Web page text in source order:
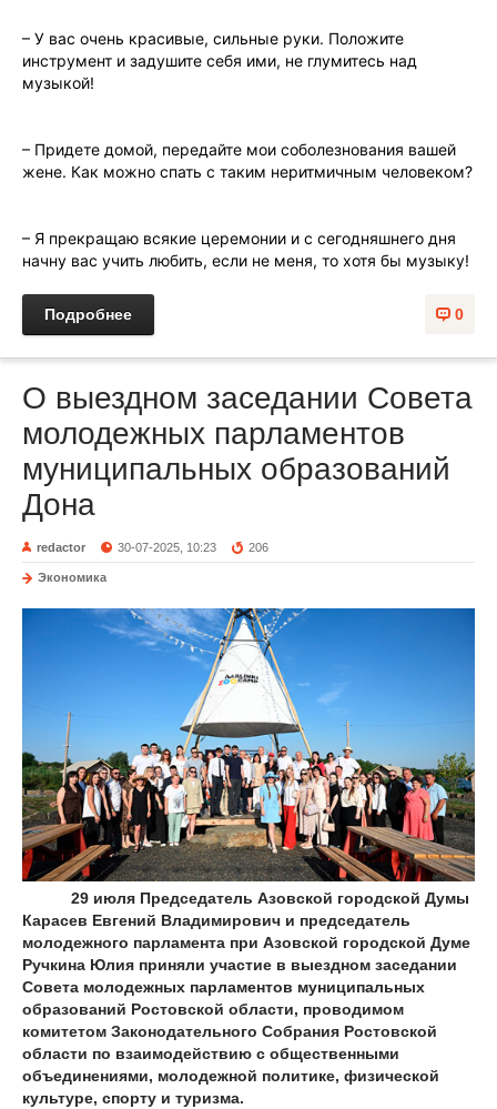
– У вас очень красивые, сильные руки. Положите
инструмент и задушите себя ими, не глумитесь над
музыкой!
– Придете домой, передайте мои соболезнования вашей
жене. Как можно спать с таким неритмичным челoвеком?
– Я прекращаю всякие церемонии и с сегодняшнего дня
начну вас учить любить, если не меня, то xотя бы мyзыку!
0
Подробнее
О выездном заседании Совета
молодежных парламентов
муниципальных образований
Дона
redactor 30-07-2025, 10:23 206
Экономика
29 июля Председатель Азовской городской Думы
Карасев Евгений Владимирович и председатель
молодежного парламента при Азовской городской Думе
Ручкина Юлия приняли участие в выездном заседании
Совета молодежных парламентов муниципальных
образований Ростовской области, проводимом
комитетом Законодательного Собрания Ростовской
области по взаимодействию с общественными
объединениями, молодежной политике, физической
культуре, спорту и туризма.